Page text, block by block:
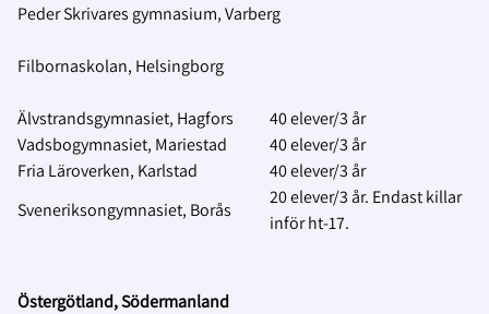
Peder Skrivares gymnasium, Varberg
Filbornaskolan, Helsingborg
Älvstrandsgymnasiet, Hagfors
40 elever/3 år
Vadsbogymnasiet, Mariestad
40 elever/3 år
Fria Läroverken, Karlstad
40 elever/3 år
Sveneriksongymnasiet, Borås
20 elever/3 år. Endast killar
inför ht-17.
Östergötland, Södermanland